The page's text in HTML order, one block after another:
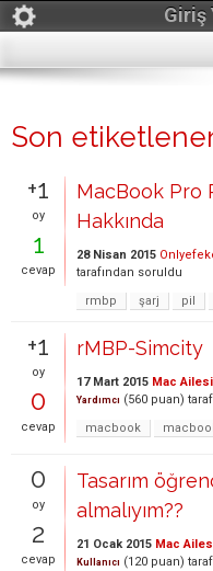
Giriş
Son
+1
oy
1
cevap
MacBook Pro
Hakkında
28 Nisan 2015
tarafından soruldu
rmbp
şarj pil
+1
oy
0
cevap
rMBP-Simcity
17 Mart 2015 Mac Ailesi
Yardımcı (560 puan)
macbook
0
oy
2
cevap
Tasarım
almalıyım??
21 Ocak 2015 Mac
Kullanıcı (120 puan)